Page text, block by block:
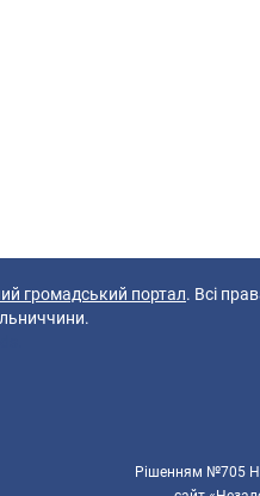
громадський портал. Всі
Рішенням №705